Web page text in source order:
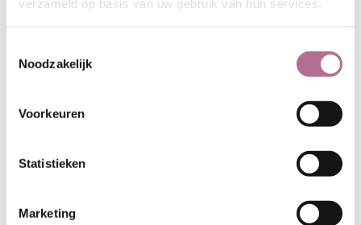
verzameld op basis van uw gebruik van hun services.
Noodzakelijk
Voorkeuren
Statistieken
Marketing